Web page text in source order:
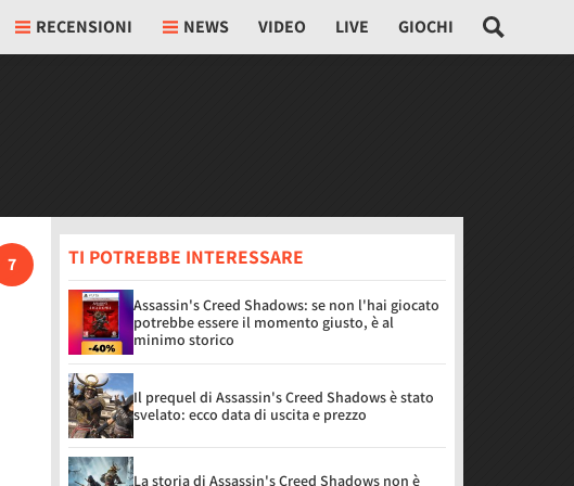
RECENSIONI NEWS VIDEO LIVE GIOCHI
7 TI POTREBBE INTERESSARE
Assassin's Creed Shadows: se non l'hai giocato
potrebbe essere il momento giusto, è al
minimo storico
Il prequel di Assassin's Creed Shadows è stato
svelato: ecco data di uscita e prezzo
La storia di Assassin's Creed Shadows non è